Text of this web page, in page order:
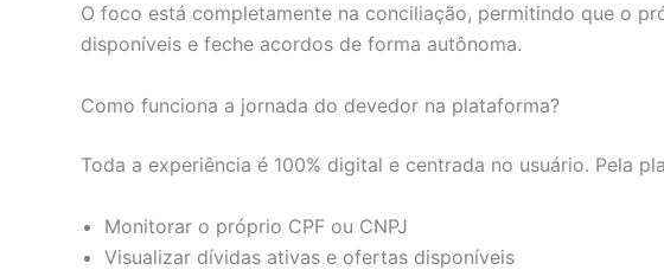
O foco está completamente na conciliação, permitindo que o
disponíveis e feche acordos de forma autônoma.
Como funciona a jornada do devedor na plataforma?
Toda a experiência é 100% digital e centrada no usuário. Pela
Monitorar o próprio CPF ou CNPJ
Visualizar dívidas ativas e ofertas disponíveis